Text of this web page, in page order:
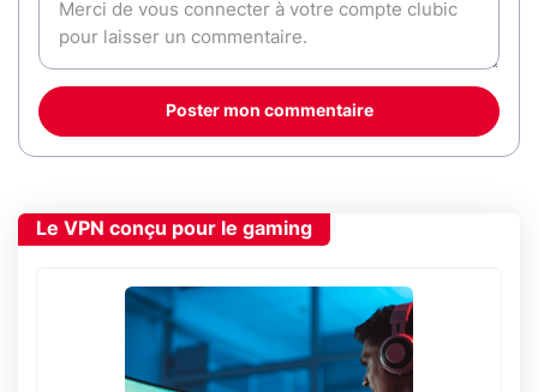
Poster mon commentaire
Le VPN conçu pour le gaming